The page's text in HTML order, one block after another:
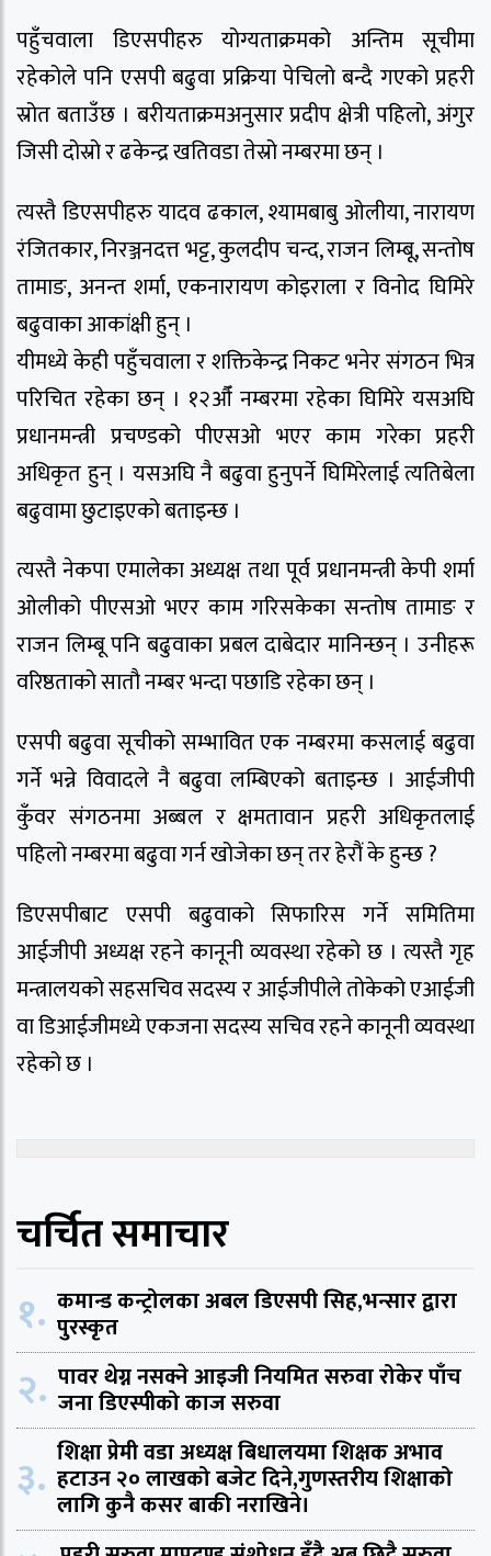
पहुँचवाला डिएसपीहरु योग्यताक्रमको अन्तिम सूचीमा
रहेकोले पनि एसपी बढुवा प्रक्रिया पेचिलो बन्दै गएको प्रहरी
स्रोत बताउँछ । बरीयताक्रमअनुसार प्रदीप क्षेत्री पहिलो, अंगुर
जिसी दोस्रो र ढकेन्द्र खतिवडा तेस्रो नम्बरमा छन् ।
त्यस्तै डिएसपीहरु यादव ढकाल, श्यामबाबु ओलीया, नारायण
रंजितकार, निरञ्जनदत्त भट्ट, कुलदीप चन्द, राजन लिम्बू, सन्तोष
तामाङ, अनन्त शर्मा, एकनारायण कोइराला र विनोद घिमिरे
बढुवाका आकांक्षी हुन् ।
यीमध्ये केही पहुँचवाला र शक्तिकेन्द्र निकट भनेर संगठन भित्र
परिचित रहेका छन् । १२औँ नम्बरमा रहेका घिमिरे यसअघि
प्रधानमन्त्री प्रचण्डको पीएसओ भएर काम गरेका प्रहरी
अधिकृत हुन् । यसअघि नै बढुवा हुनुपर्ने घिमिरेलाई त्यतिबेला
बढुवामा छुटाइएको बताइन्छ ।
त्यस्तै नेकपा एमालेका अध्यक्ष तथा पूर्व प्रधानमन्त्री केपी शर्मा
ओलीको पीएसओ भएर काम गरिसकेका सन्तोष तामाङ र
राजन लिम्बू पनि बढुवाका प्रबल दाबेदार मानिन्छन् । उनीहरू
वरिष्ठताको सातौ नम्बर भन्दा पछाडि रहेका छन् ।
एसपी बढुवा सूचीको सम्भावित एक नम्बरमा कसलाई बढुवा
गर्ने भन्ने विवादले नै बढुवा लम्बिएको बताइन्छ । आईजीपी
कुँवर संगठनमा अब्बल र क्षमतावान प्रहरी अधिकृतलाई
पहिलो नम्बरमा बढुवा गर्न खोजेका छन् तर हेरौं के हुन्छ ?
डिएसपीबाट एसपी बढुवाको सिफारिस गर्ने समितिमा
आईजीपी अध्यक्ष रहने कानूनी व्यवस्था रहेको छ । त्यस्तै गृह
मन्त्रालयको सहसचिव सदस्य र आईजीपीले तोकेको एआईजी
वा डिआईजीमध्ये एकजना सदस्य सचिव रहने कानूनी व्यवस्था
रहेको छ ।
चर्चित समाचार
१. कमान्ड कन्ट्रोलका अबल डिएसपी सिह,भन्सार द्वारा
पुरस्कृत
२. पावर थेग्न नसक्ने आइजी नियमित सरुवा रोकेर पाँच
जना डिएस्पीको काज सरुवा
३. शिक्षा प्रेमी वडा अध्यक्ष बिधालयमा शिक्षक अभाव
हटाउन २० लाखको बजेट दिने,गुणस्तरीय शिक्षाको
लागि कुनै कसर बाकी नराखिने।